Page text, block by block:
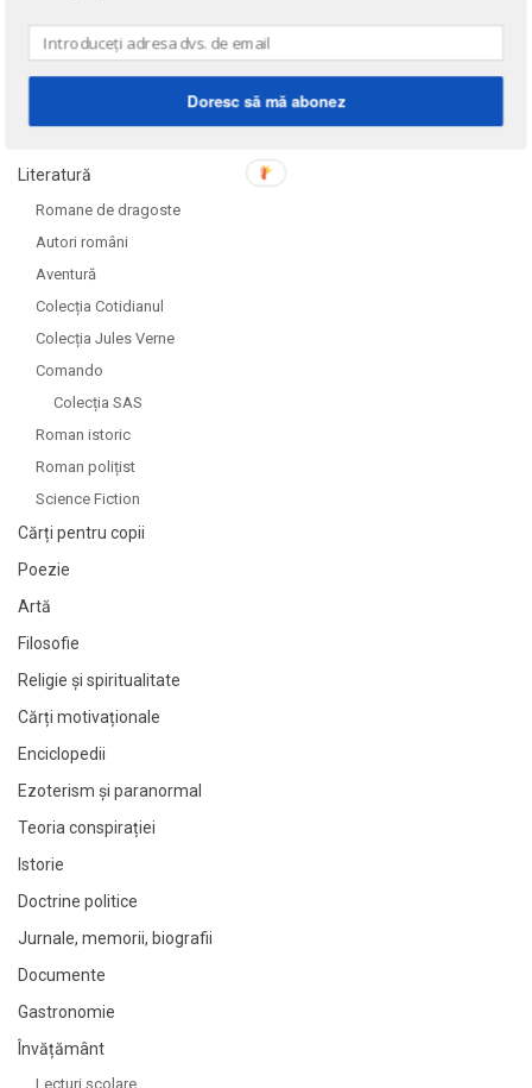
DOMENII
Literatură
Romane de dragoste
Autori români
Aventură
Colecția Cotidianul
Colecția Jules Verne
Comando
Colecția SAS
Roman istoric
Roman polițist
Science Fiction
Cărți pentru copii
Poezie
Artă
Filosofie
Religie și spiritualitate
Cărți motivaționale
Enciclopedii
Ezoterism și paranormal
Teoria conspirației
Istorie
Doctrine politice
Jurnale, memorii, biografii
Documente
Gastronomie
Învățământ
Lecturi şcolare
Doresc să mă abonez